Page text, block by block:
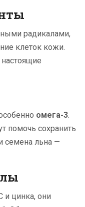
радикалами,
клеток кожи.
омега-3.
помочь сохранить
семена льна —
и цинка, они